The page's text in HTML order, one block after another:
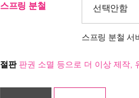
스프링 분철 선택안함
스프링 분철 서
절판판권 소멸 등으로 더 이상 제작,